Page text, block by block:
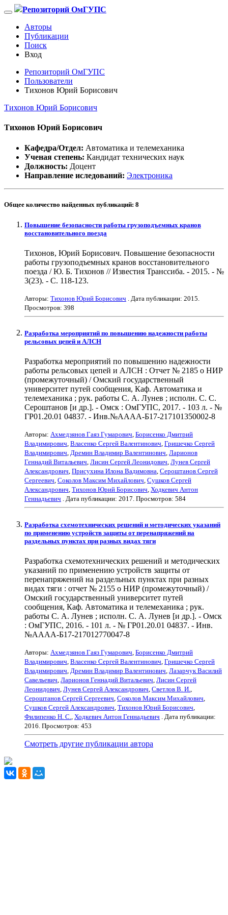
Репозиторий ОмГУПС
Авторы
Публикации
Поиск
Вход
Репозиторий ОмГУПС
Пользователи
Тихонов Юрий Борисович
Тихонов Юрий Борисович
Тихонов Юрий Борисович
Кафедра/Отдел: Автоматика и телемеханика
Ученая степень: Кандидат технических наук
Должность: Доцент
Направление иследований: Электроника
Общее количество найденных публикаций: 8
Повышение безопасности работы грузоподъемных кранов
восстановительного поезда
Тихонов, Юрий Борисович. Повышение безопасности
работы грузоподъемных кранов восстановительного
поезда / Ю. Б. Тихонов // Известия Транссиба. - 2015. - №
3(23). - С. 118-123.
Авторы: Тихонов Юрий Борисович . Дата публикации: 2015.
Просмотров: 398
Разработка мероприятий по повышению надежности работы
рельсовых цепей и АЛСН
Разработка мероприятий по повышению надежности
работы рельсовых цепей и АЛСН : Отчет № 2185 о НИР
(промежуточный) / Омский государственный
университет путей сообщения, Каф. Автоматика и
телемеханика ; рук. работы С. А. Лунев ; исполн. С. С.
Сероштанов [и др.]. - Омск : ОмГУПС, 2017. - 103 л. - №
ГР01.20.01 04837. - Инв.№АААА-Б17-217101350002-8
Авторы: Ахмедзянов Гаяз Гумарович, Борисенко Дмитрий
Владимирович, Власенко Сергей Валентинович, Гришечко Сергей
Владимирович, Дремин Владимир Валентинович, Ларионов
Геннадий Витальевич, Лисин Сергей Леонидович, Лунев Сергей
Александрович, Присухина Илона Вадимовна, Сероштанов Сергей
Сергеевич, Соколов Максим Михайлович, Сушков Сергей
Александрович, Тихонов Юрий Борисович, Ходкевич Антон
Геннадьевич . Дата публикации: 2017. Просмотров: 584
Разработка схемотехнических решений и методических указаний
по применению устройств защиты от перенапряжений на
раздельных пунктах при разных видах тяги
Разработка схемотехнических решений и методических
указаний по применению устройств защиты от
перенапряжений на раздельных пунктах при разных
видах тяги : отчет № 2155 о НИР (промежуточный) /
Омский государственный университет путей
сообщения, Каф. Автоматика и телемеханика ; рук.
работы С. А. Лунев ; исполн. С. А. Лунев [и др.]. - Омск
: ОмГУПС, 2016. - 101 л. - № ГР01.20.01 04837. - Инв.
№АААА-Б17-217012770047-8
Авторы: Ахмедзянов Гаяз Гумарович Борисенко Дмитрий
Владимирович Власенко Сергей Валентинович Гришечко Сергей
Владимирович Дремин Владимир Валентинович Лазарчук Василий
Савельевич Ларионов Геннадий Витальевич Лисин Сергей
Леонидович Лунев Сергей Александрович Светлов В. И.
Сероштанов Сергей Сергеевич Соколов Максим Михайлович
Сушков Сергей Александрович Тихонов Юрий Борисович
Филипенко Н. С.
Ходкевич Антон Геннадьевич . Дата публикации:
2016 . Просмотров: 453
Смотреть другие публикации автора